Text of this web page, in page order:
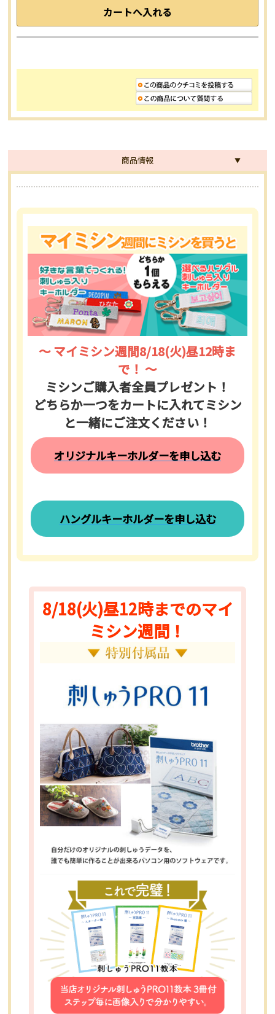
商品情報
〜 マイミシン週間8/18(火)昼12時ま
で！ 〜
ミシンご購入者全員プレゼント！
どちらか一つをカートに入れてミシン
と一緒にご注文ください！
オリジナルキーホルダーを申し込む
ハングルキーホルダーを申し込む
8/18(火)昼12時までのマイ
ミシン週間！